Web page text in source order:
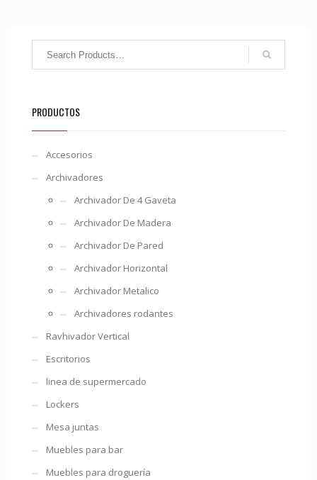
PRODUCTOS
Accesorios
Archivadores
Archivador De 4 Gaveta
Archivador De Madera
Archivador De Pared
Archivador Horizontal
Archivador Metalico
Archivadores rodantes
Ravhivador Vertical
Escritorios
linea de supermercado
Lockers
Mesa juntas
Muebles para bar
Muebles para droguería